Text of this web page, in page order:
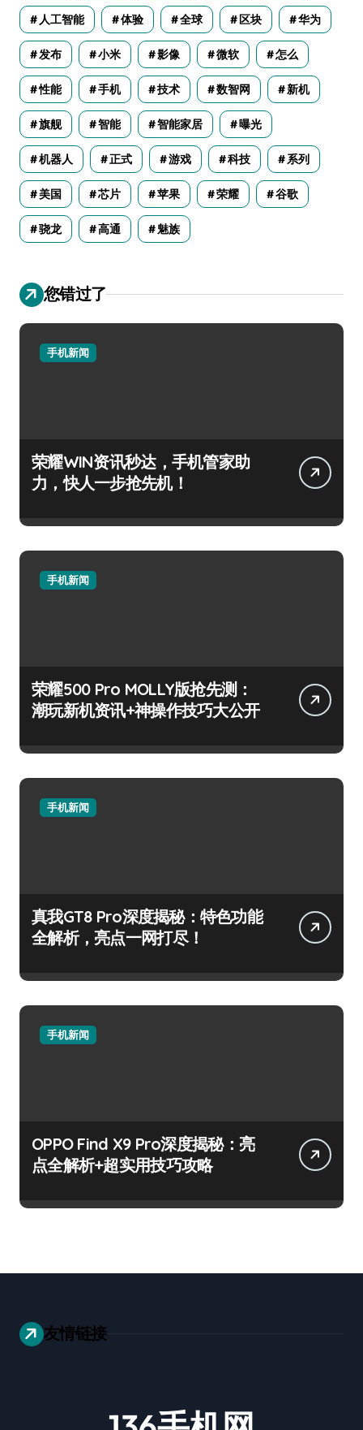
人工智能 体验 全球 区块 华为
发布 小米 影像 微软 怎么
性能 手机 技术 数智网 新机
旗舰 智能 智能家居 曝光
机器人 正式 游戏 科技 系列
美国 芯片 苹果 荣耀 谷歌
骁龙 高通 魅族
您错过了
手机新闻
荣耀WIN资讯秒达，手机管家助
力，快人一步抢先机！
手机新闻
荣耀500 Pro MOLLY版抢先测：
潮玩新机资讯+神操作技巧大公开
手机新闻
真我GT8 Pro深度揭秘：特色功能
全解析，亮点一网打尽！
手机新闻
OPPO Find X9 Pro深度揭秘：亮
点全解析+超实用技巧攻略
友情链接